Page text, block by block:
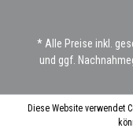
* Alle Preise inkl.
und ggf.
Diese Website verwendet